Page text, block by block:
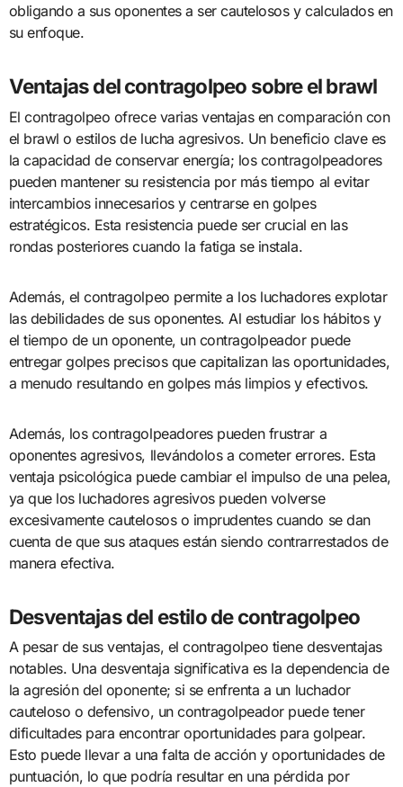
obligando a sus oponentes a ser cautelosos y calculados en
su enfoque.
Ventajas del contragolpeo sobre el brawl
El contragolpeo ofrece varias ventajas en comparación con
el brawl o estilos de lucha agresivos. Un beneficio clave es
la capacidad de conservar energía; los contragolpeadores
pueden mantener su resistencia por más tiempo al evitar
intercambios innecesarios y centrarse en golpes
estratégicos. Esta resistencia puede ser crucial en las
rondas posteriores cuando la fatiga se instala.
Además, el contragolpeo permite a los luchadores explotar
las debilidades de sus oponentes. Al estudiar los hábitos y
el tiempo de un oponente, un contragolpeador puede
entregar golpes precisos que capitalizan las oportunidades,
a menudo resultando en golpes más limpios y efectivos.
Además, los contragolpeadores pueden frustrar a
oponentes agresivos, llevándolos a cometer errores. Esta
ventaja psicológica puede cambiar el impulso de una pelea,
ya que los luchadores agresivos pueden volverse
excesivamente cautelosos o imprudentes cuando se dan
cuenta de que sus ataques están siendo contrarrestados de
manera efectiva.
Desventajas del estilo de contragolpeo
A pesar de sus ventajas, el contragolpeo tiene desventajas
notables. Una desventaja significativa es la dependencia de
la agresión del oponente; si se enfrenta a un luchador
cauteloso o defensivo, un contragolpeador puede tener
dificultades para encontrar oportunidades para golpear.
Esto puede llevar a una falta de acción y oportunidades de
puntuación, lo que podría resultar en una pérdida por